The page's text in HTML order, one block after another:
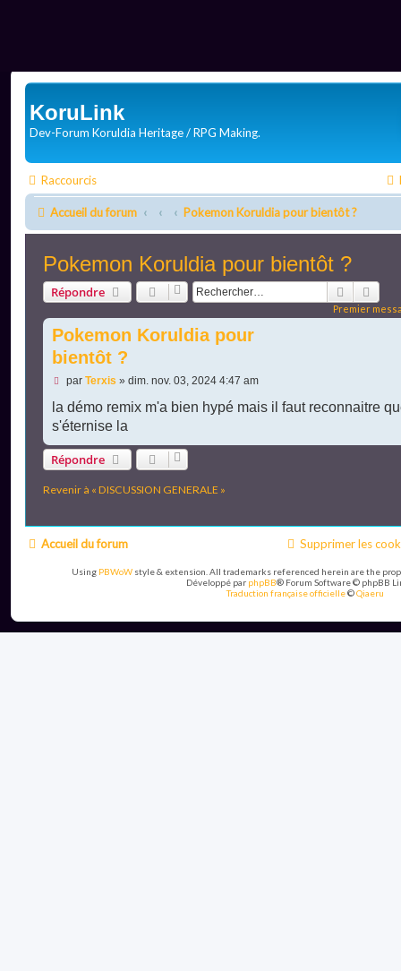
KoruLink
Dev-Forum Koruldia Heritage / RPG Making.
Raccourcis
Accueil du forum Pokemon Koruldia pour bientôt ?
Pokemon Koruldia pour bientôt ?
Répondre
Premier
Pokemon Koruldia pour
bientôt ?
M
s
s
a
g
e
n
n
par Terxis » dim. nov. 03, 2024 4:47 am
la démo remix m'a bien hypé mais il faut reconnaitre
s'éternise la
Répondre
Revenir à « DISCUSSION GENERALE »
Accueil du forum Supprimer les
Using PBWoW style & extension. All trademarks referenced herein are the
Développé par phpBB® Forum Software © phpBB
Traduction française officielle©Qiaeru